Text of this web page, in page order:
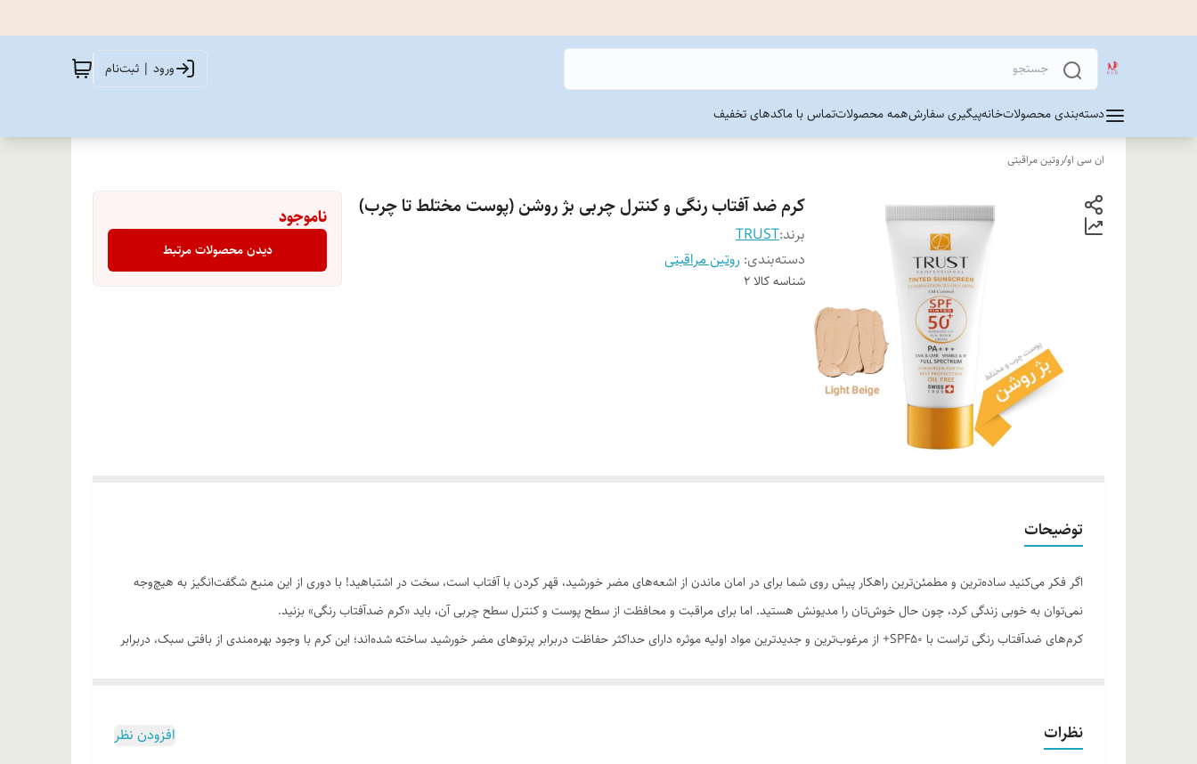
ورود | ثبت‌نام
دسته‌بندی محصولاتخانهپیگیری سفارشهمه محصولاتتماس با ماکدهای تخفیف
ان سی او/روتین مراقبتی
کرم ضد آفتاب رنگی و کنترل چربی بژ روشن (پوست مختلط تا چرب)
برند:TRUST
دسته‌بندی: روتین مراقبتی
شناسه کالا 2
ناموجود
دیدن محصولات مرتبط
توضیحات
اگر فکر می‌کنید ساده‌ترین و مطمئن‌ترین راهکار پیش‌ روی شما برای در امان ماندن از اشعه‌های مضر خورشید، قهر کردن با آفتاب است، سخت در اشتباهید! با دوری از این منبع شگفت‌انگیز به هیچ‌وجه
نمی‌توان به خوبی زندگی کرد، چون حال خوش‌تان را مدیونش هستید. اما برای مراقبت و محافظت از سطح پوست و کنترل سطح چربی آن، باید «کرم ضدآفتاب رنگی» بزنید.
کرم‌های ضدآفتاب رنگی تراست با SPF50+ از مرغوب‌ترین و جدیدترین مواد اولیه موثره دارای حداکثر حفاظت دربرابر پرتوهای مضر خورشید ساخته شده‌اند؛ این کرم با وجود بهره‌مندی از بافتی سبک، دربرابر
روش مصرف:
20 دقیقه پیش از قرارگیری دربرابر نور خورشید به مقدار کافی از این کرم را روی پوست تمیز خود قرار داده و ماساژ دهید. در ضمن به شما توصیه می‌کنیم تا هر دو ساعت یک‌ بار کرم ضدآفتاب
خود را تمدید کنید.
نظرات افزودن نظر